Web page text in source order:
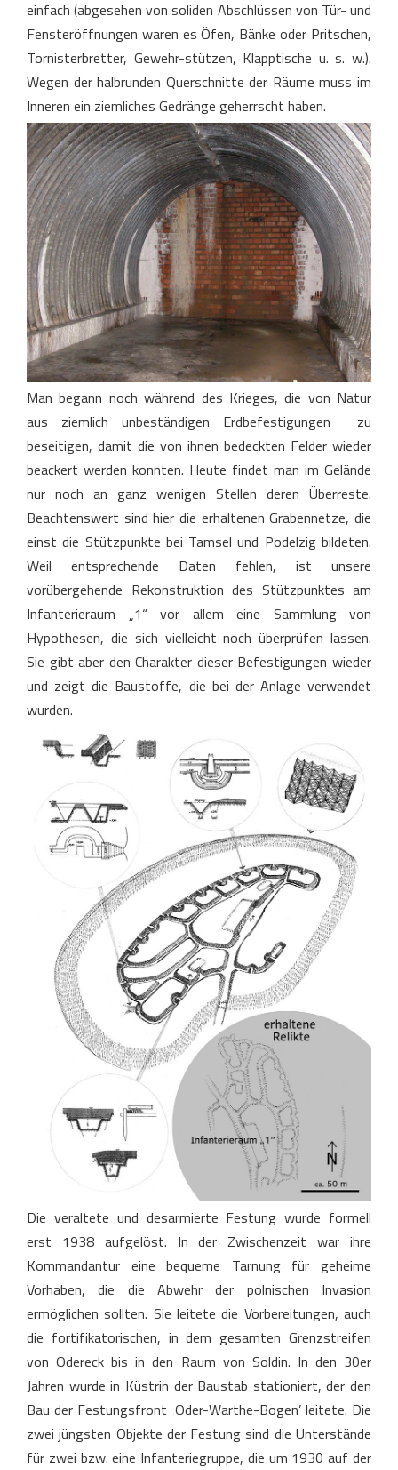
einfach (abgesehen von soliden Abschlüssen von Tür- und
Fensteröffnungen waren es Öfen, Bänke oder Pritschen,
Tornisterbretter, Gewehr-stützen, Klapptische u. s. w.).
Wegen der halbrunden Querschnitte der Räume muss im
Inneren ein ziemliches Gedränge geherrscht haben.
Man begann noch während des Krieges, die von Natur
aus ziemlich unbeständigen Erdbefestigungen zu
beseitigen, damit die von ihnen bedeckten Felder wieder
beackert werden konnten. Heute findet man im Gelände
nur noch an ganz wenigen Stellen deren Überreste.
Beachtenswert sind hier die erhaltenen Grabennetze, die
einst die Stützpunkte bei Tamsel und Podelzig bildeten.
Weil entsprechende Daten fehlen, ist unsere
vorübergehende Rekonstruktion des Stützpunktes am
Infanterieraum „1“ vor allem eine Sammlung von
Hypothesen, die sich vielleicht noch überprüfen lassen.
Sie gibt aber den Charakter dieser Befestigungen wieder
und zeigt die Baustoffe, die bei der Anlage verwendet
wurden.
Die veraltete und desarmierte Festung wurde formell
erst 1938 aufgelöst. In der Zwischenzeit war ihre
Kommandantur eine bequeme Tarnung für geheime
Vorhaben, die die Abwehr der polnischen Invasion
ermöglichen sollten. Sie leitete die Vorbereitungen, auch
die fortifikatorischen, in dem gesamten Grenzstreifen
von Odereck bis in den Raum von Soldin. In den 30er
Jahren wurde in Küstrin der Baustab stationiert, der den
Bau der Festungsfront ‚Oder-Warthe-Bogen’ leitete. Die
zwei jüngsten Objekte der Festung sind die Unterstände
für zwei bzw. eine Infanteriegruppe, die um 1930 auf der